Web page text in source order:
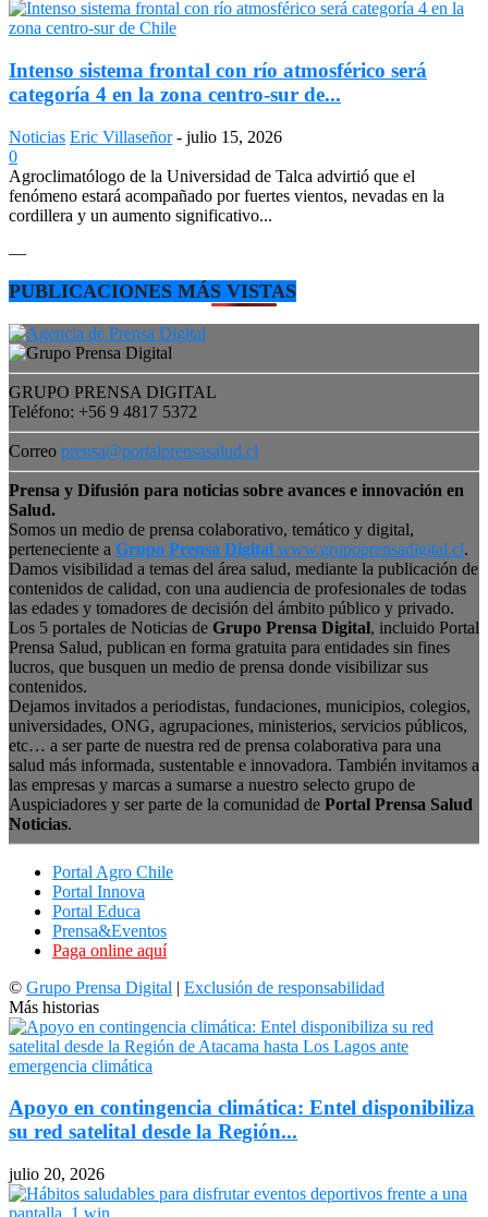
Intenso sistema frontal con río atmosférico será
categoría 4 en la zona centro-sur de...
Noticias Eric Villaseñor - julio 15, 2026
0
Agroclimatólogo de la Universidad de Talca advirtió que el
fenómeno estará acompañado por fuertes vientos, nevadas en la
cordillera y un aumento significativo...
—
PUBLICACIONES MÁS VISTAS
GRUPO PRENSA DIGITAL
Teléfono: +56 9 4817 5372
Correo prensa@portalprensasalud.cl
Prensa y Difusión para noticias sobre avances e innovación en
Salud.
Somos un medio de prensa colaborativo, temático y digital,
perteneciente a Grupo Prensa Digital www.grupoprensadigital.cl.
Damos visibilidad a temas del área salud, mediante la publicación de
contenidos de calidad, con una audiencia de profesionales de todas
las edades y tomadores de decisión del ámbito público y privado.
Los 5 portales de Noticias de Grupo Prensa Digital, incluido Portal
Prensa Salud, publican en forma gratuita para entidades sin fines
lucros, que busquen un medio de prensa donde visibilizar sus
contenidos.
Dejamos invitados a periodistas, fundaciones, municipios, colegios,
universidades, ONG, agrupaciones, ministerios, servicios públicos,
etc… a ser parte de nuestra red de prensa colaborativa para una
salud más informada, sustentable e innovadora. También invitamos a
las empresas y marcas a sumarse a nuestro selecto grupo de
Auspiciadores y ser parte de la comunidad de Portal Prensa Salud
Noticias.
Portal Agro Chile
Portal Innova
Portal Educa
Prensa&Eventos
Paga online aquí
© Grupo Prensa Digital | Exclusión de responsabilidad
Más historias
Apoyo en contingencia climática: Entel disponibiliza
su red satelital desde la Región...
julio 20, 2026